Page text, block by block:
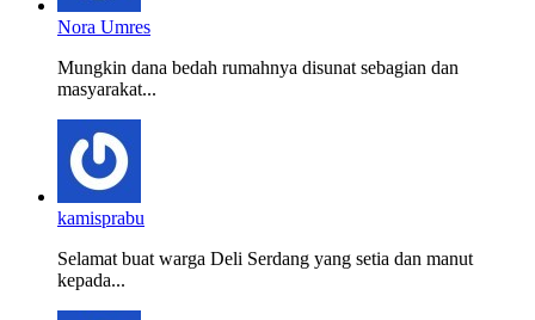
Nora Umres
Mungkin dana bedah rumahnya disunat sebagian dan
masyarakat...
kamisprabu
Selamat buat warga Deli Serdang yang setia dan manut
kepada...